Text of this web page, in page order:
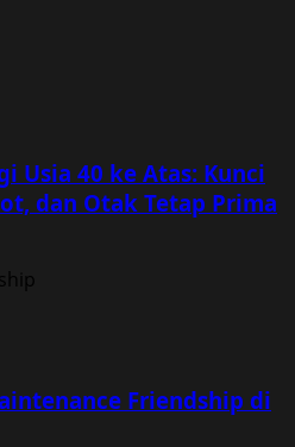
Usia 40 ke Atas: Kunci
dan Otak Tetap Prima
Friendship di